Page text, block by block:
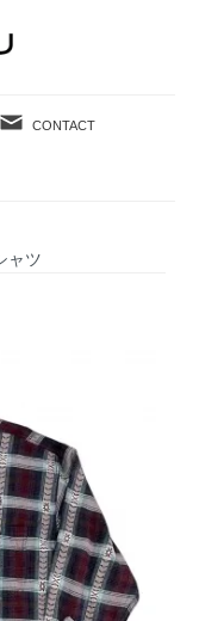
CONTACT
ャツ